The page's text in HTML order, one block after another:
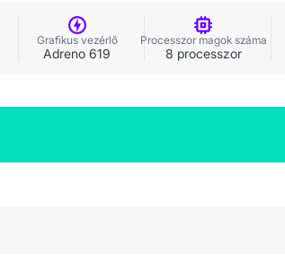
Grafikus vezérlő
Adreno 619
Processzor magok száma
8 processzor